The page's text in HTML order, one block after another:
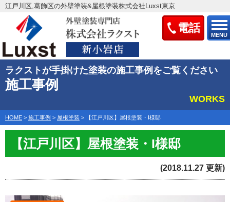
電話
MENU
江戸川区,葛飾区の外壁塗装&屋根塗装株式会社Luxst東京
ラクストが手掛けた塗装の施工事例をご覧ください
施工事例
WORKS
HOME > 施工事例 > 屋根塗装 > 【江戸川区】屋根塗装・I様邸
【江戸川区】屋根塗装・I様邸
(2018.11.27 更新)